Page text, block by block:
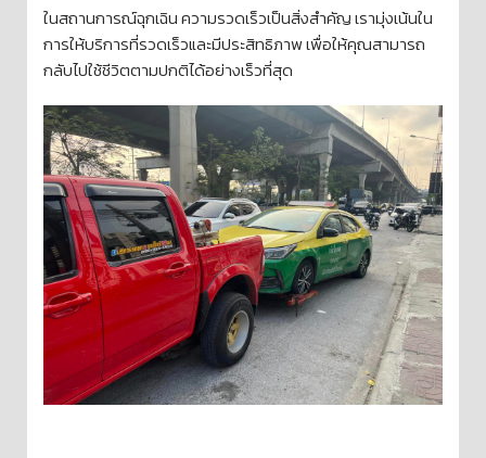
ในสถานการณ์ฉุกเฉิน ความรวดเร็วเป็นสิ่งสำคัญ เรามุ่งเน้นใน
การให้บริการที่รวดเร็วและมีประสิทธิภาพ เพื่อให้คุณสามารถ
กลับไปใช้ชีวิตตามปกติได้อย่างเร็วที่สุด